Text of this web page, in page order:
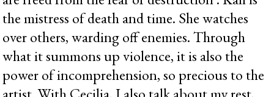
the mistress of death and time. She watches
over others, warding off enemies. Through
what it summons up violence, it is also the
power of incomprehension, so precious to the